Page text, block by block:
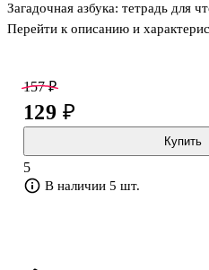
Загадочная азбука: тетрадь для
Перейти к описанию и
157 ₽
129 ₽
Купить
5
В наличии 5 шт.